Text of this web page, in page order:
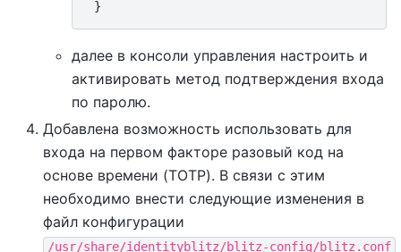
далее в консоли управления настроить и
активировать метод подтверждения входа
по паролю.
Добавлена возможность использовать для
входа на первом факторе разовый код на
основе времени (TOTP). В связи с этим
необходимо внести следующие изменения в
файл конфигурации
/usr/share/identityblitz/blitz-config/blitz.conf